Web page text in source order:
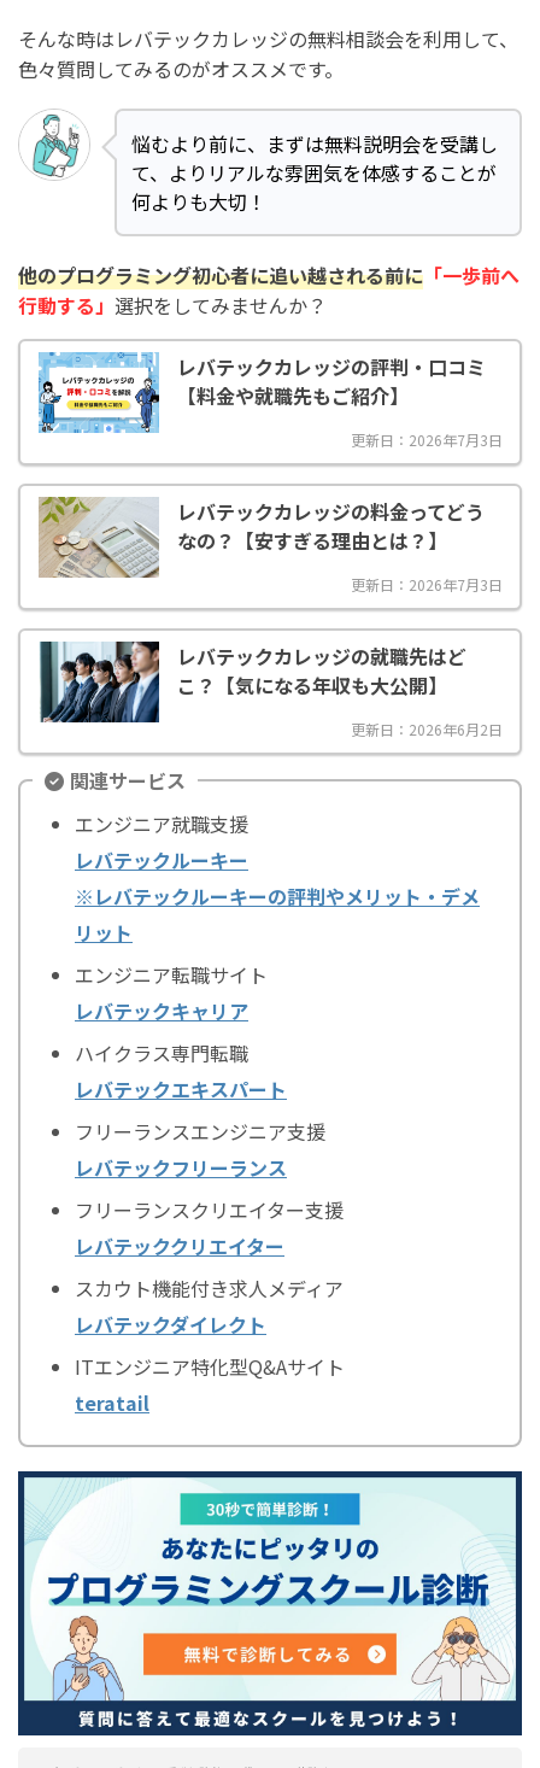
そんな時はレバテックカレッジの無料相談会を利用して、
色々質問してみるのがオススメです。
悩むより前に、まずは無料説明会を受講し
て、よりリアルな雰囲気を体感することが
何よりも大切！
他のプログラミング初心者に追い越される前に 「一歩前へ
行動する」 選択をしてみませんか？
レバテックカレッジの評判・口コミ
【料金や就職先もご紹介】
更新日：2026年7月3日
レバテックカレッジの料金ってどう
なの？【安すぎる理由とは？】
更新日：2026年7月3日
レバテックカレッジの就職先はど
こ？【気になる年収も大公開】
更新日：2026年6月2日
関連サービス
エンジニア就職支援
レバテックルーキー
※レバテックルーキーの評判やメリット・デメ
リット
エンジニア転職サイト
レバテックキャリア
ハイクラス専門転職
レバテックエキスパート
フリーランスエンジニア支援
レバテックフリーランス
フリーランスクリエイター支援
レバテッククリエイター
スカウト機能付き求人メディア
レバテックダイレクト
ITエンジニア特化型Q&Aサイト
teratail